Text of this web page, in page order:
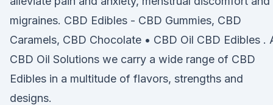
migraines. CBD Edibles - CBD Gummies, CBD
Caramels, CBD Chocolate • CBD Oil CBD Edibles .
CBD Oil Solutions we carry a wide range of CBD
Edibles in a multitude of flavors, strengths and
designs.